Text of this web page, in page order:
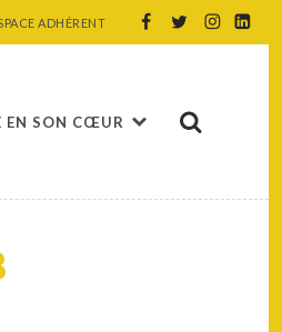
ADHÉRENT
EN SON CŒUR